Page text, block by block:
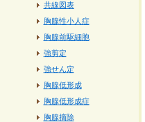
共線図表
胸腺性小人症
胸腺前駆細胞
強剪定
強せん定
胸腺低形成
胸腺低形成症
胸腺摘除